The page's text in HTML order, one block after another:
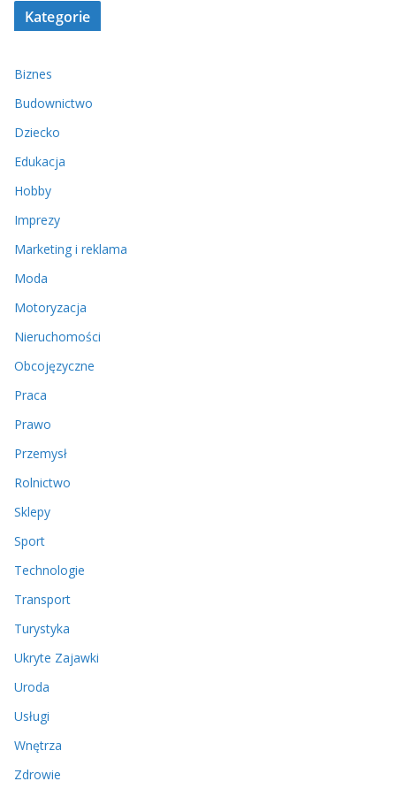
Kategorie
Biznes
Budownictwo
Dziecko
Edukacja
Hobby
Imprezy
Marketing i reklama
Moda
Motoryzacja
Nieruchomości
Obcojęzyczne
Praca
Prawo
Przemysł
Rolnictwo
Sklepy
Sport
Technologie
Transport
Turystyka
Ukryte Zajawki
Uroda
Usługi
Wnętrza
Zdrowie